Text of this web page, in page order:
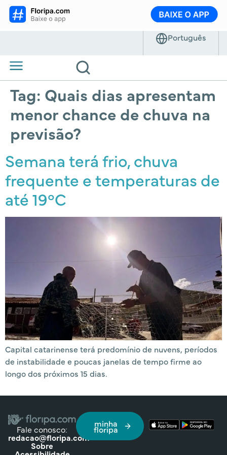
Tag: Quais dias apresentam
menor chance de chuva na
previsão?
Semana terá frio, chuva
frequente e temperaturas de
até 19°C
Capital catarinense terá predomínio de nuvens, períodos
de instabilidade e poucas janelas de tempo firme ao
longo dos próximos 15 dias.
Fale conosco:
redacao@floripa.com
Sobre
minha
floripa